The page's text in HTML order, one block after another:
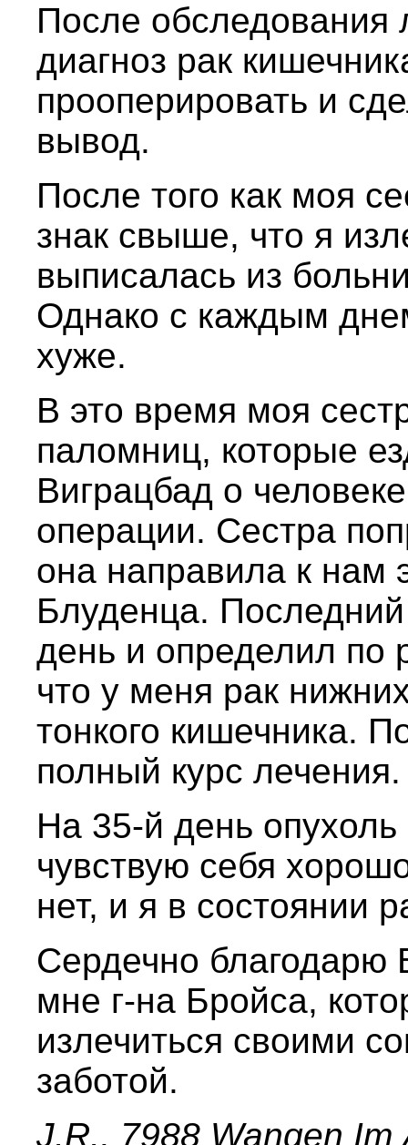
После обследования
диагноз рак
прооперировать и
вывод.
После того как моя
знак свыше, что я
выписалась из
Однако с каждым
хуже.
В это время моя
паломниц, которые
Виграцбад о
операции. Сестра
она направила к нам
Блуденца.
день и определил по
что у меня рак
тонкого кишечника.
полный курс лечения.
На 35-й день
чувствую себя
нет, и я в состоянии
Сердечно
мне г-на Бройса,
излечиться своими
заботой.
J.R., 7988 Wangen Im